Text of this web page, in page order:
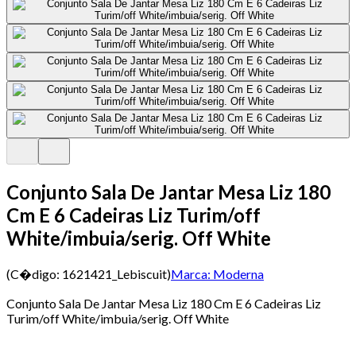
Conjunto Sala De Jantar Mesa Liz 180
Cm E 6 Cadeiras Liz Turim/off
White/imbuia/serig. Off White
(C�digo: 1621421_Lebiscuit)Marca: Moderna
Conjunto Sala De Jantar Mesa Liz 180 Cm E 6 Cadeiras Liz
Turim/off White/imbuia/serig. Off White